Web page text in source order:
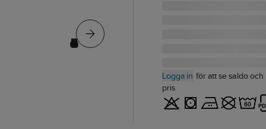
Logga in för att se saldo och
pris